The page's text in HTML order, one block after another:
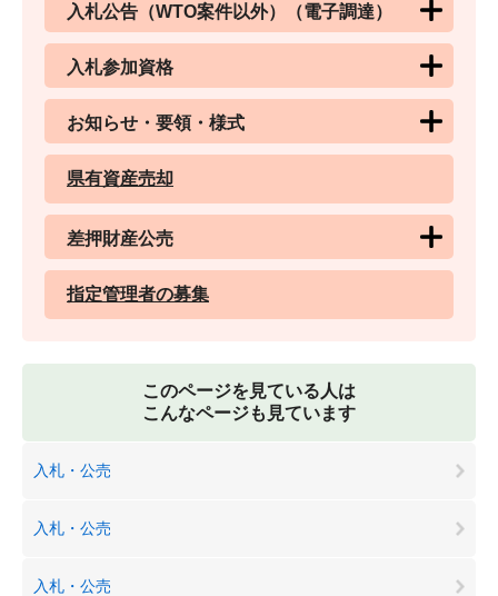
入札公告（WTO案件以外）（電子調達）
入札参加資格
お知らせ・要領・様式
県有資産売却
差押財産公売
指定管理者の募集
このページを見ている人は
こんなページも見ています
入札・公売
入札・公売
入札・公売